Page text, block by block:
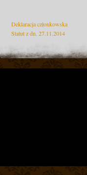
Deklaracja członkowska
Statut z dn. 27.11.2014